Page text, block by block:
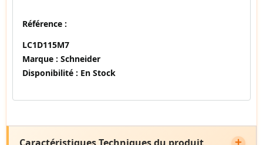
Référence :
LC1D115M7
Marque : Schneider
Disponibilité : En Stock